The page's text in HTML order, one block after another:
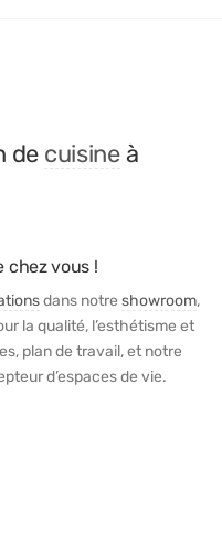
de cuisineà
vous !
dans notre showroom,
la qualité, l’esthétisme et
plan de travail, et notre
d’espaces de vie.